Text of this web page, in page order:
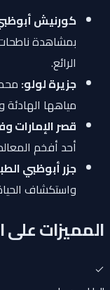
كورنيش
بمشاهدة
الرائع.
جزيرة لولو:محطة
مياهها الهادئة
قصر
أحد أفخم
جزر أبوظبي
واستكشاف الحياة
المميزات على